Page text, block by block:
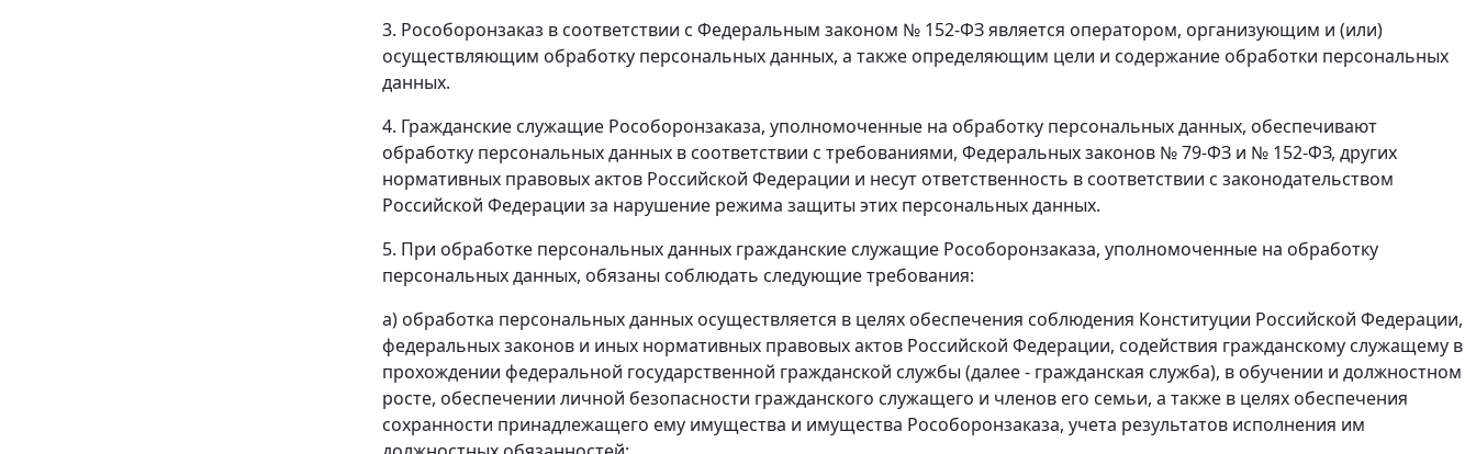
3. Рособоронзаказ в соответствии с Федеральным законом № 152-ФЗ является оператором, организующим и (или)
осуществляющим обработку персональных данных, а также определяющим цели и содержание обработки персональных
данных.
4. Гражданские служащие Рособоронзаказа, уполномоченные на обработку персональных данных, обеспечивают
обработку персональных данных в соответствии с требованиями, Федеральных законов № 79-ФЗ и № 152-ФЗ, других
нормативных правовых актов Российской Федерации и несут ответственность в соответствии с законодательством
Российской Федерации за нарушение режима защиты этих персональных данных.
5. При обработке персональных данных гражданские служащие Рособоронзаказа, уполномоченные на обработку
персональных данных, обязаны соблюдать следующие требования:
а) обработка персональных данных осуществляется в целях обеспечения соблюдения Конституции Российской Федерации,
федеральных законов и иных нормативных правовых актов Российской Федерации, содействия гражданскому служащему в
прохождении федеральной государственной гражданской службы (далее - гражданская служба), в обучении и должностном
росте, обеспечении личной безопасности гражданского служащего и членов его семьи, а также в целях обеспечения
сохранности принадлежащего ему имущества и имущества Рособоронзаказа, учета результатов исполнения им